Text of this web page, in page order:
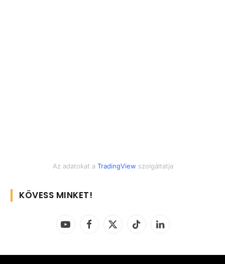
Az adatokat a TradingView szolgáltatja
KÖVESS MINKET!
YouTubeFacebook
X
TikTok LinkedIn